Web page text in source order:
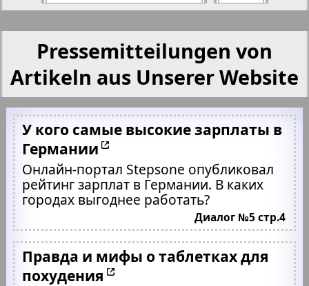
Pressemitteilungen von
Artikeln aus Unserer Website
У кого самые высокие зарплаты в
Германии
Онлайн-портал Stepsone опубликовал
рейтинг зарплат в Германии. В каких
городах выгоднее работать?
Диалог №5 стр.4
Правда и мифы о таблетках для
похудения